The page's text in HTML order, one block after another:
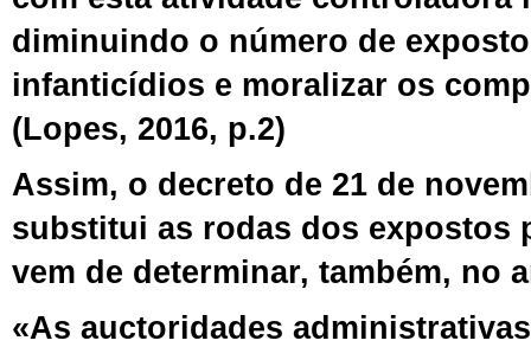
diminuindo o número de
infanticídios e moralizar os
(Lopes, 2016, p.2)
Assim, o decreto de 21 de
substitui as rodas dos expostos
vem de determinar, também, no
«As auctoridades